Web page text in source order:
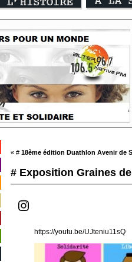
« # 18ème édition Duathlon Avenir de
# Exposition Graines
Instagram
https://youtu.be/UJteniu11sQ